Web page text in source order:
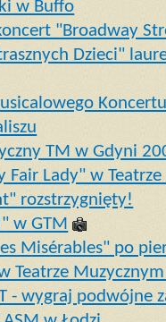
w Buffo
"Broadway
Dzieci"
TM w Gdyni
Fair Lady" w
rozstrzygnięty!
w GTM
Misérables" po
Teatrze
- wygraj podwójne